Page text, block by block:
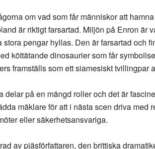
om vad som får människor att
är riktigt farsartad. Miljön på Enron är
stora pengar hyllas. Den är farsartad och
köttätande dinosaurier som får
framställs som ett siamesiskt tvillingpar
delar på en mängd roller och det är
mäklare för att i nästa scen driva med
eller säkerhetsansvariga.
av pjäsförfattaren, den brittiska